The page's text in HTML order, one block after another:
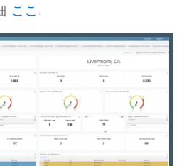
ここ .